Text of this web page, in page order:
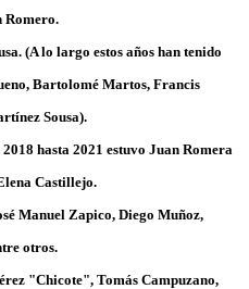
Romero.
(A lo largo estos años han tenido
Bartolomé Martos, Francis
Sousa).
hasta 2021 estuvo Juan Romera
Castillejo.
Manuel Zapico, Diego Muñoz,
otros.
"Chicote", Tomás Campuzano,